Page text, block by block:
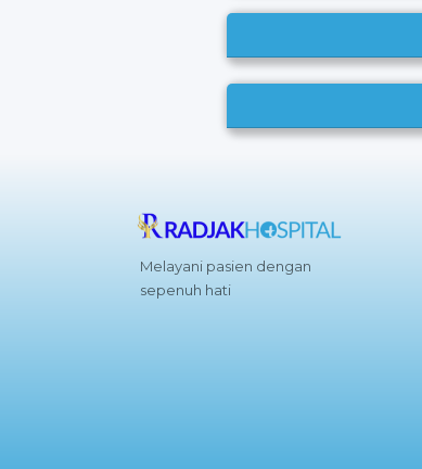
Melayani pasien dengan
sepenuh hati